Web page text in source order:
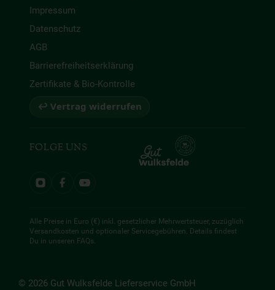
Impressum
Datenschutz
AGB
Barrierefreiheitserklärung
Zertifikate & Bio-Kontrolle
↩ Vertrag widerrufen
FOLGE UNS
Alle Preise in Euro (€) inkl. gesetzlicher Mehrwertsteuer, zuzüglich
Versandkosten und optionaler Servicegebühren. Details findest
Du in unseren FAQs
© 2026 Gut Wulksfelde Lieferservice GmbH